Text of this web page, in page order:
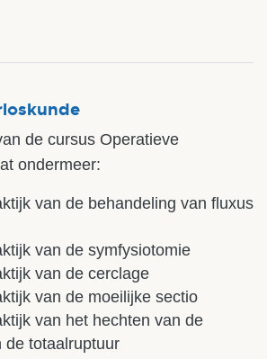
de cursus Operatieve
ondermeer:
van de behandeling van fluxus
van de symfysiotomie
van de cerclage
van de moeilijke sectio
van het hechten van de
de totaalruptuur